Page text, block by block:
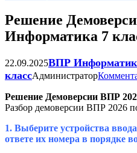
Решение
Информатика 7
22.09.2025ВПР
классАдминистратор
Решение Демоверсии ВПР
Разбор демоверсии ВПР 2026
1. Выберите устройства
ответе их номера в порядке